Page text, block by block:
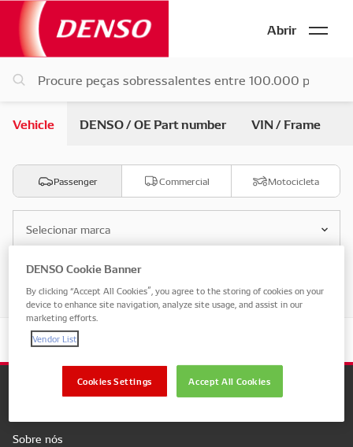
Abrir
Vehicle DENSO / OE Part number VIN / Frame
Passenger Commercial Motocicleta
Selecionar marca
Sobre nós
DENSO Cookie Banner
By clicking “Accept All Cookies”, you agree to the storing of cookies on your
device to enhance site navigation, analyze site usage, and assist in our
marketing efforts.
Vendor List
Accept All Cookies
Cookies Settings